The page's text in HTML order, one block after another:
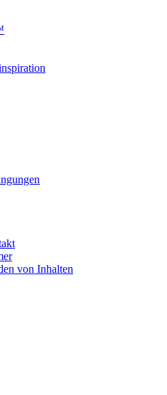
von Inhalten